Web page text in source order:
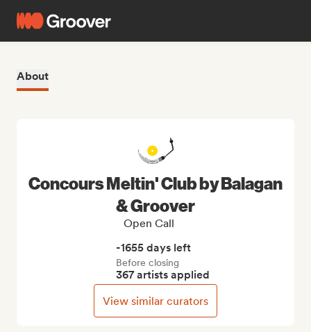
About
Concours Meltin' Club by Balagan
& Groover
Open Call
-1655 days left
Before closing
367 artists applied
View similar curators